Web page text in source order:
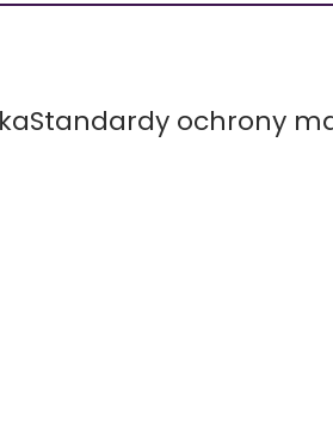
Standardy ochrony